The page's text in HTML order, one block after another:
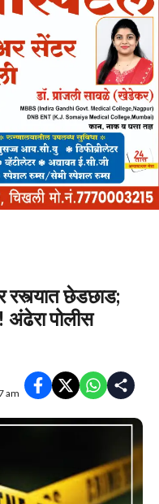
रस्त्यात छेडछाड;
पोलीस
am